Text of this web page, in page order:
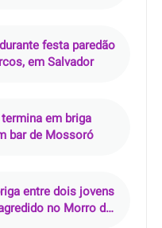
festa paredão
em Salvador
em briga
bar de Mossoró
entre dois jovens
no Morro do